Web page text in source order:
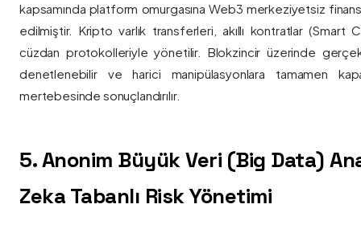
kapsamında platform omurgasına Web3 merkeziyetsiz
edilmiştir. Kripto varlık transferleri, akıllı kontratlar (Smart
cüzdan protokolleriyle yönetilir. Blokzincir üzerinde
denetlenebilir ve harici manipülasyonlara tamamen
mertebesinde sonuçlandırılır.
5. Anonim Büyük Veri (Big Data)
Zeka Tabanlı Risk Yönetimi